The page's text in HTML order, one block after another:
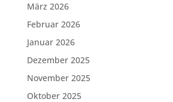
März 2026
Februar 2026
Januar 2026
Dezember 2025
November 2025
Oktober 2025